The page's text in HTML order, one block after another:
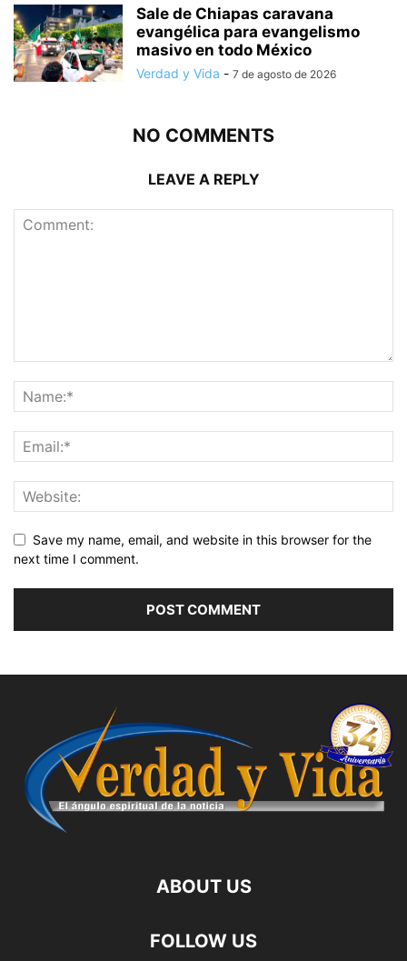
Sale de Chiapas caravana
evangélica para evangelismo
masivo en todo México
Verdad y Vida - 7 de agosto de 2026
NO COMMENTS
LEAVE A REPLY
Save my name, email, and website in this browser for the
next time I comment.
ABOUT US
FOLLOW US